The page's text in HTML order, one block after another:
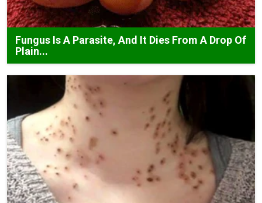
Fungus Is A Parasite, And It Dies From A Drop Of
Plain...